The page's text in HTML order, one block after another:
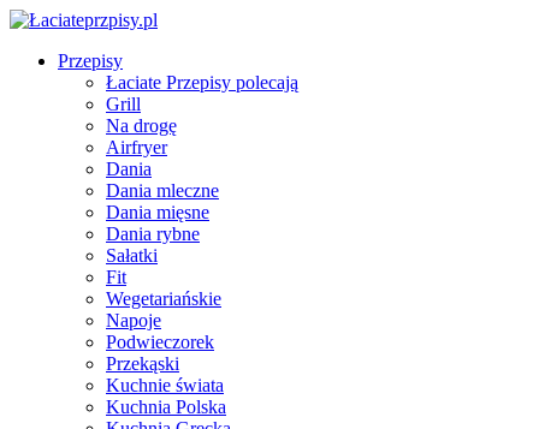
Przepisy
Łaciate Przepisy polecają
Grill
Na drogę
Airfryer
Dania
Dania mleczne
Dania mięsne
Dania rybne
Sałatki
Fit
Wegetariańskie
Napoje
Podwieczorek
Przekąski
Kuchnie świata
Kuchnia Polska